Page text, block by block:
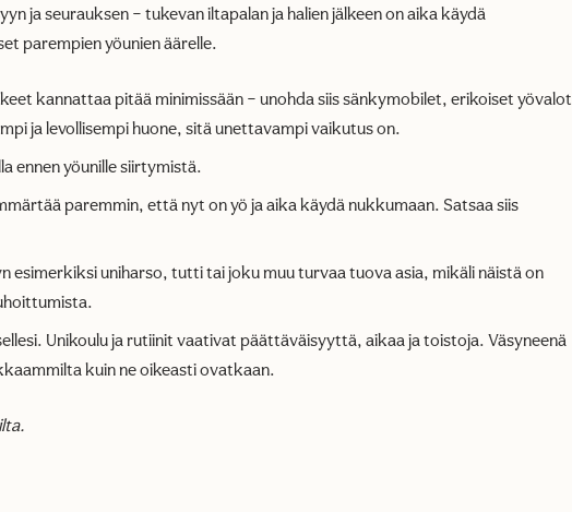
ja seurauksen – tukevan iltapalan ja halien jälkeen on aika käydä
parempien yöunien äärelle.
kannattaa pitää minimissään – unohda siis sänkymobilet, erikoiset yövalot
ja levollisempi huone, sitä unettavampi vaikutus on.
ennen yöunille siirtymistä.
paremmin, että nyt on yö ja aika käydä nukkumaan. Satsaa siis
esimerkiksi uniharso, tutti tai joku muu turvaa tuova asia, mikäli näistä on
Unikoulu ja rutiinit vaativat päättäväisyyttä, aikaa ja toistoja. Väsyneenä
kuin ne oikeasti ovatkaan.